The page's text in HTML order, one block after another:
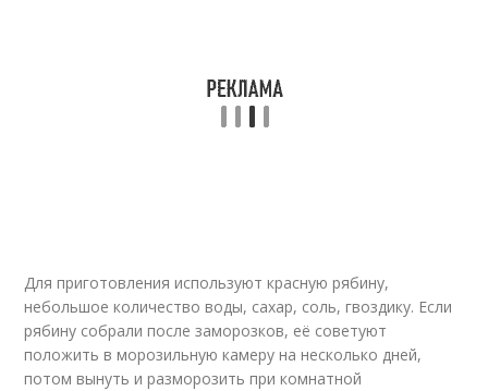
Для приготовления используют красную рябину,
небольшое количество воды, сахар, соль, гвоздику. Если
рябину собрали после заморозков, её советуют
положить в морозильную камеру на несколько дней,
потом вынуть и разморозить при комнатной